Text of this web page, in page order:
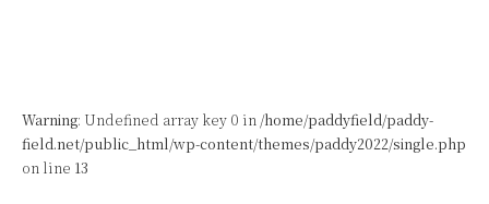
Warning: Undefined array key 0 in /home/paddyfield/paddy-
field.net/public_html/wp-content/themes/paddy2022/single.php
on line 13